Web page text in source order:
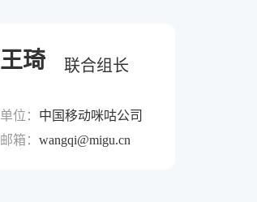
王琦 联合组长
单位： 中国移动咪咕公司
邮箱： wangqi@migu.cn